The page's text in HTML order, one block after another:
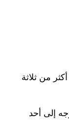
من ثلاثة
إلى أحد